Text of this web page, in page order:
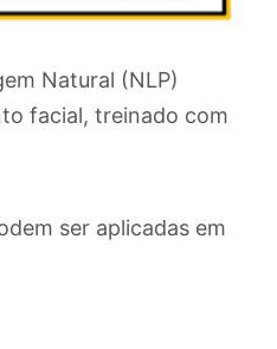
Natural (NLP)
facial, treinado com
ser aplicadas em